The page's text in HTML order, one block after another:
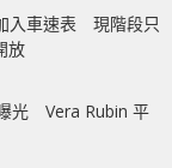
入車速表 現階段只
放
光 Vera Rubin 平